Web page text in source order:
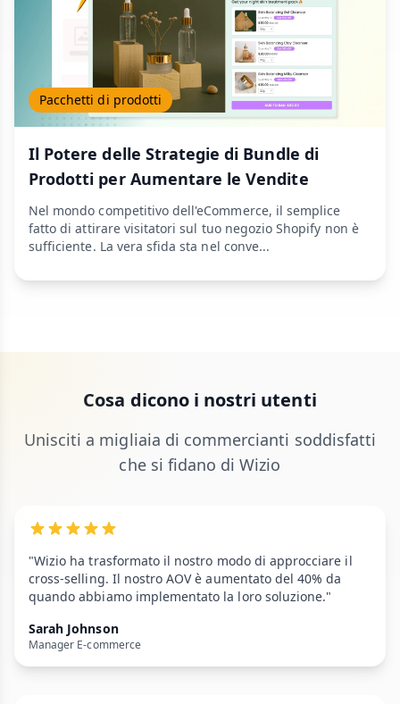
Pacchetti di prodotti
Il Potere delle Strategie di Bundle di
Prodotti per Aumentare le Vendite
Nel mondo competitivo dell'eCommerce, il semplice
fatto di attirare visitatori sul tuo negozio Shopify non è
sufficiente. La vera sfida sta nel conve...
Cosa dicono i nostri utenti
Unisciti a migliaia di commercianti soddisfatti
che si fidano di Wizio
"Wizio ha trasformato il nostro modo di approcciare il
cross-selling. Il nostro AOV è aumentato del 40% da
quando abbiamo implementato la loro soluzione."
Sarah Johnson
Manager E-commerce